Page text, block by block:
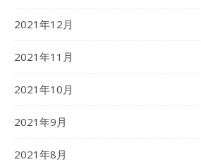
2021年12月
2021年11月
2021年10月
2021年9月
2021年8月